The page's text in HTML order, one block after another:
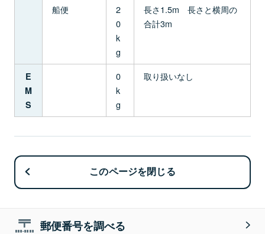
船便
2
0
k
g
長さ1.5m 長さと横周の
合計3m
E
M
S
0
k
g
取り扱いなし
このページを閉じる
郵便番号を調べる